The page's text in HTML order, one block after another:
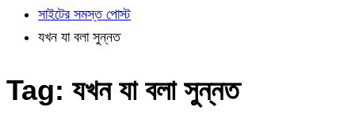
সাইটের সমস্ত পোস্ট
যখন যা বলা সুন্নত
Tag: যখন যা বলা সুন্নত